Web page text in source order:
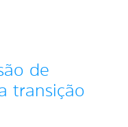
de
transição